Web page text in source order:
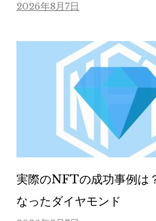
2026年8月7日
実際のNFTの成功事例は
なったダイヤモンド